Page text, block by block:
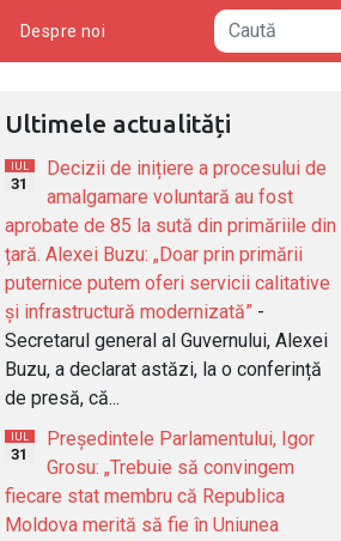
Despre noi
Ultimele actualități
IUL
31
Decizii de inițiere a procesului de
amalgamare voluntară au fost
aprobate de 85 la sută din primăriile din
țară. Alexei Buzu: „Doar prin primării
puternice putem oferi servicii calitative
și infrastructură modernizată” -
Secretarul general al Guvernului, Alexei
Buzu, a declarat astăzi, la o conferință
de presă, că...
IUL
31
Președintele Parlamentului, Igor
Grosu: „Trebuie să convingem
fiecare stat membru că Republica
Moldova merită să fie în Uniunea